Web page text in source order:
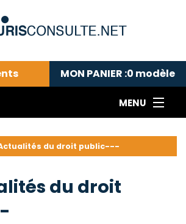
MON PANIER :0 modèle
MENU
---Actualités du droit public---
Droit pénal---
Droit privé ---
Abonnement aux actualités
du droit public---
du droit